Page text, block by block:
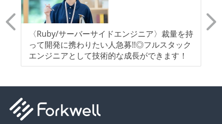
〈Ruby/サーバーサイドエンジニア〉裁量を持
って開発に携わりたい人急募!!◎フルスタック
エンジニアとして技術的な成長ができます！